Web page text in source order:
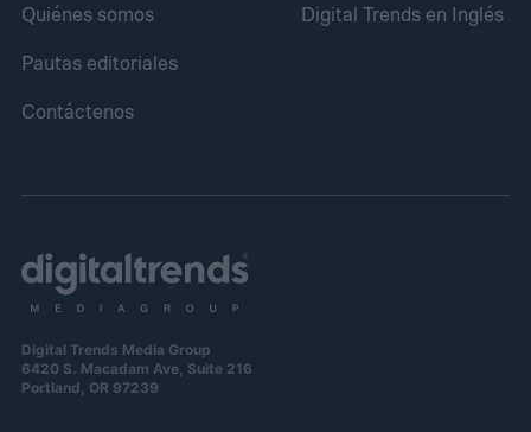
Quiénes somos
Pautas editoriales
Contáctenos
Digital Trends en Inglés
Digital Trends Media Group
6420 S. Macadam Ave, Suite 216
Portland, OR 97239